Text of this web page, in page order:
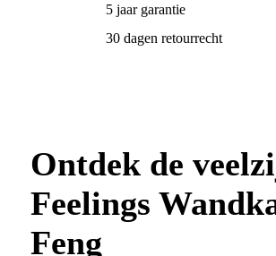
5 jaar garantie
30 dagen retourrecht
Ontdek de
Feelings
Feng